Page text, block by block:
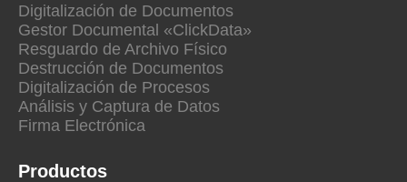
Digitalización de Documentos
Gestor Documental «ClickData»
Resguardo de Archivo Físico
Destrucción de Documentos
Digitalización de Procesos
Análisis y Captura de Datos
Firma Electrónica
Productos